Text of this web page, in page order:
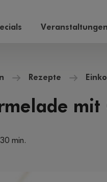
Rezepte
mit
min.